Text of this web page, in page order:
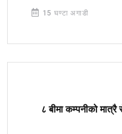
15 घण्टा अगाडी
८ बीमा कम्पनीको